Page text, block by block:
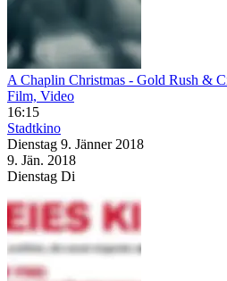
A Chaplin Christmas - Gold Rush &
Film, Video
16:15
Stadtkino
Dienstag 9. Jänner 2018
9. Jän. 2018
Dienstag Di